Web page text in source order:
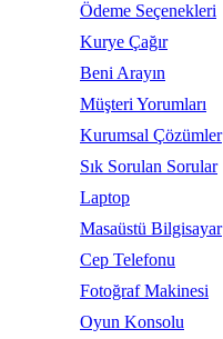
Ödeme Seçenekleri
Kurye Çağır
Beni Arayın
Müşteri Yorumları
Kurumsal Çözümler
Sık Sorulan Sorular
Laptop
Masaüstü Bilgisayar
Cep Telefonu
Fotoğraf Makinesi
Oyun Konsolu